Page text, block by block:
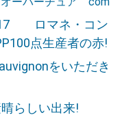
ロマネ・コン
点生産者の赤!
をいただき
らしい出来!